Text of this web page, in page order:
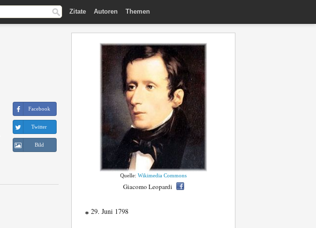
Zitate Autoren Themen
Facebook
Twitter
Bild
Quelle: Wikimedia Commons
Giacomo Leopardi
* 29. Juni 1798